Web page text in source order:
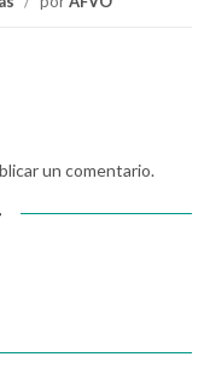
un comentario.